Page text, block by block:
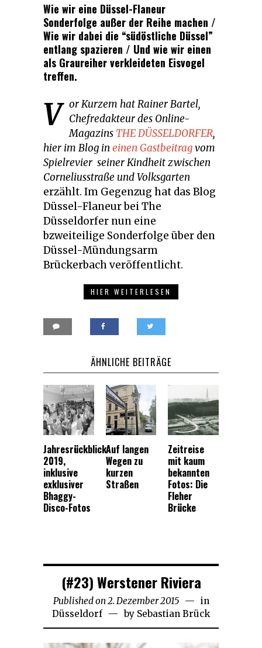
Wie wir eine Düssel-Flaneur
Sonderfolge außer der Reihe machen /
Wie wir dabei die “südöstliche Düssel”
entlang spazieren / Und wie wir einen
als Graureiher verkleideten Eisvogel
treffen.
V or Kurzem hat Rainer Bartel,
Chefredakteur des Online-
Magazins THE DÜSSELDORFER,
hier im Blog ineinen Gastbeitragvom
Spielrevier seiner Kindheit zwischen
Corneliusstraße und Volksgarten
erzählt. Im Gegenzug hat das Blog
Düssel-Flaneur bei The
Düsseldorfer nun eine
bzweiteilige Sonderfolge über den
Düssel-Mündungsarm
Brückerbach veröffentlicht.
HIER WEITERLESEN
ÄHNLICHE BEITRÄGE
Jahresrückblick
2019,
inklusive
exklusiver
Bhaggy-
Disco-Fotos
Auf langen
Wegen zu
kurzen
Straßen
Zeitreise
mit kaum
bekannten
Fotos: Die
Fleher
Brücke
(#23) Werstener Riviera
Published on2. Dezember 201527.
Mai
2022
in
Düsseldorf
by Sebastian Brück